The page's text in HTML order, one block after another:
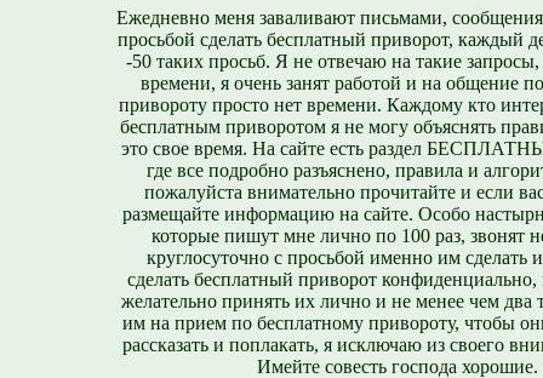
Ежедневно меня заваливают письмами,
просьбой сделать бесплатный приворот, каждый
-50 таких просьб. Я не отвечаю на такие
времени, я очень занят работой и на общение
привороту просто нет времени. Каждому кто
бесплатным приворотом я не могу объяснять
это свое время. На сайте есть раздел
где все подробно разъяснено, правила и
пожалуйста внимательно прочитайте и если
размещайте информацию на сайте. Особо
которые пишут мне лично по 100 раз, звонят
круглосуточно с просьбой именно им сделать
сделать бесплатный приворот конфиденциально,
желательно принять их лично и не менее чем два
им на прием по бесплатному привороту, чтобы
рассказать и поплакать, я исключаю из своего
Имейте совесть господа хорошие.